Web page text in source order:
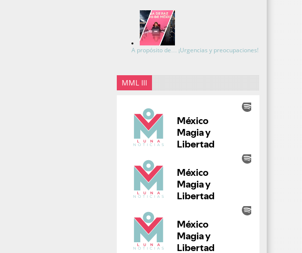
A propósito de… ¡Urgencias y preocupaciones!
MML III